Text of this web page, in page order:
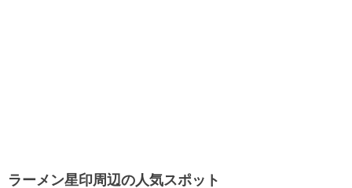
ラーメン星印周辺の人気スポット